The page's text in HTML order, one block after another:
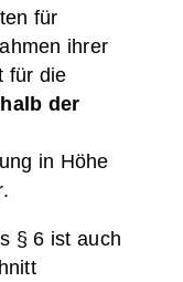
für
ihrer
für die
der
in Höhe
§ 6 ist auch